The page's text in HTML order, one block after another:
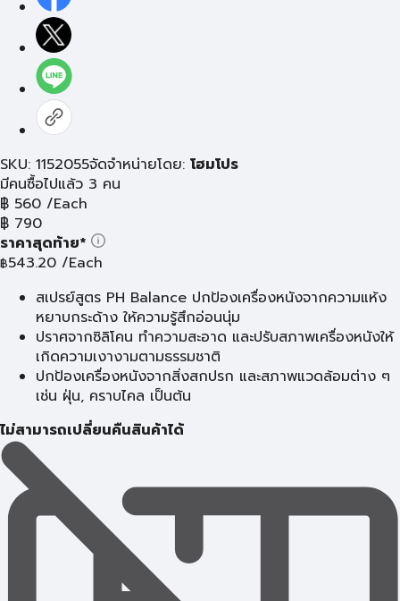
SKU: 1152055จัดจำหน่ายโดย: โฮมโปร
มีคนซื้อไปแล้ว 3 คน
฿ 560 /Each
฿ 790
ราคาสุดท้าย*
฿543.20 /Each
สเปรย์สูตร PH Balance ปกป้องเครื่องหนังจากความแห้ง
หยาบกระด้าง ให้ความรู้สึกอ่อนนุ่ม
ปราศจากซิลิโคน ทำความสะอาด และปรับสภาพเครื่องหนังให้
เกิดความเงางามตามธรรมชาติ
ปกป้องเครื่องหนังจากสิ่งสกปรก และสภาพแวดล้อมต่าง ๆ
เช่น ฝุ่น, คราบไคล เป็นต้น
ไม่สามารถเปลี่ยนคืนสินค้าได้